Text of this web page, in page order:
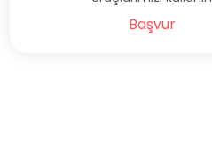
Başvur